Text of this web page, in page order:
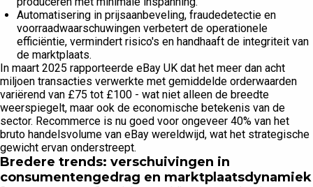
Automatisering in prijsaanbeveling, fraudedetectie en
voorraadwaarschuwingen verbetert de operationele
efficiëntie, vermindert risico's en handhaaft de integriteit van
de marktplaats.
In maart 2025 rapporteerde eBay UK dat het meer dan acht
miljoen transacties verwerkte met gemiddelde orderwaarden
variërend van £75 tot £100 - wat niet alleen de breedte
weerspiegelt, maar ook de economische betekenis van de
sector. Recommerce is nu goed voor ongeveer 40% van het
bruto handelsvolume van eBay wereldwijd, wat het strategische
gewicht ervan onderstreept.
Bredere trends: verschuivingen in
consumentengedrag en marktplaatsdynamiek